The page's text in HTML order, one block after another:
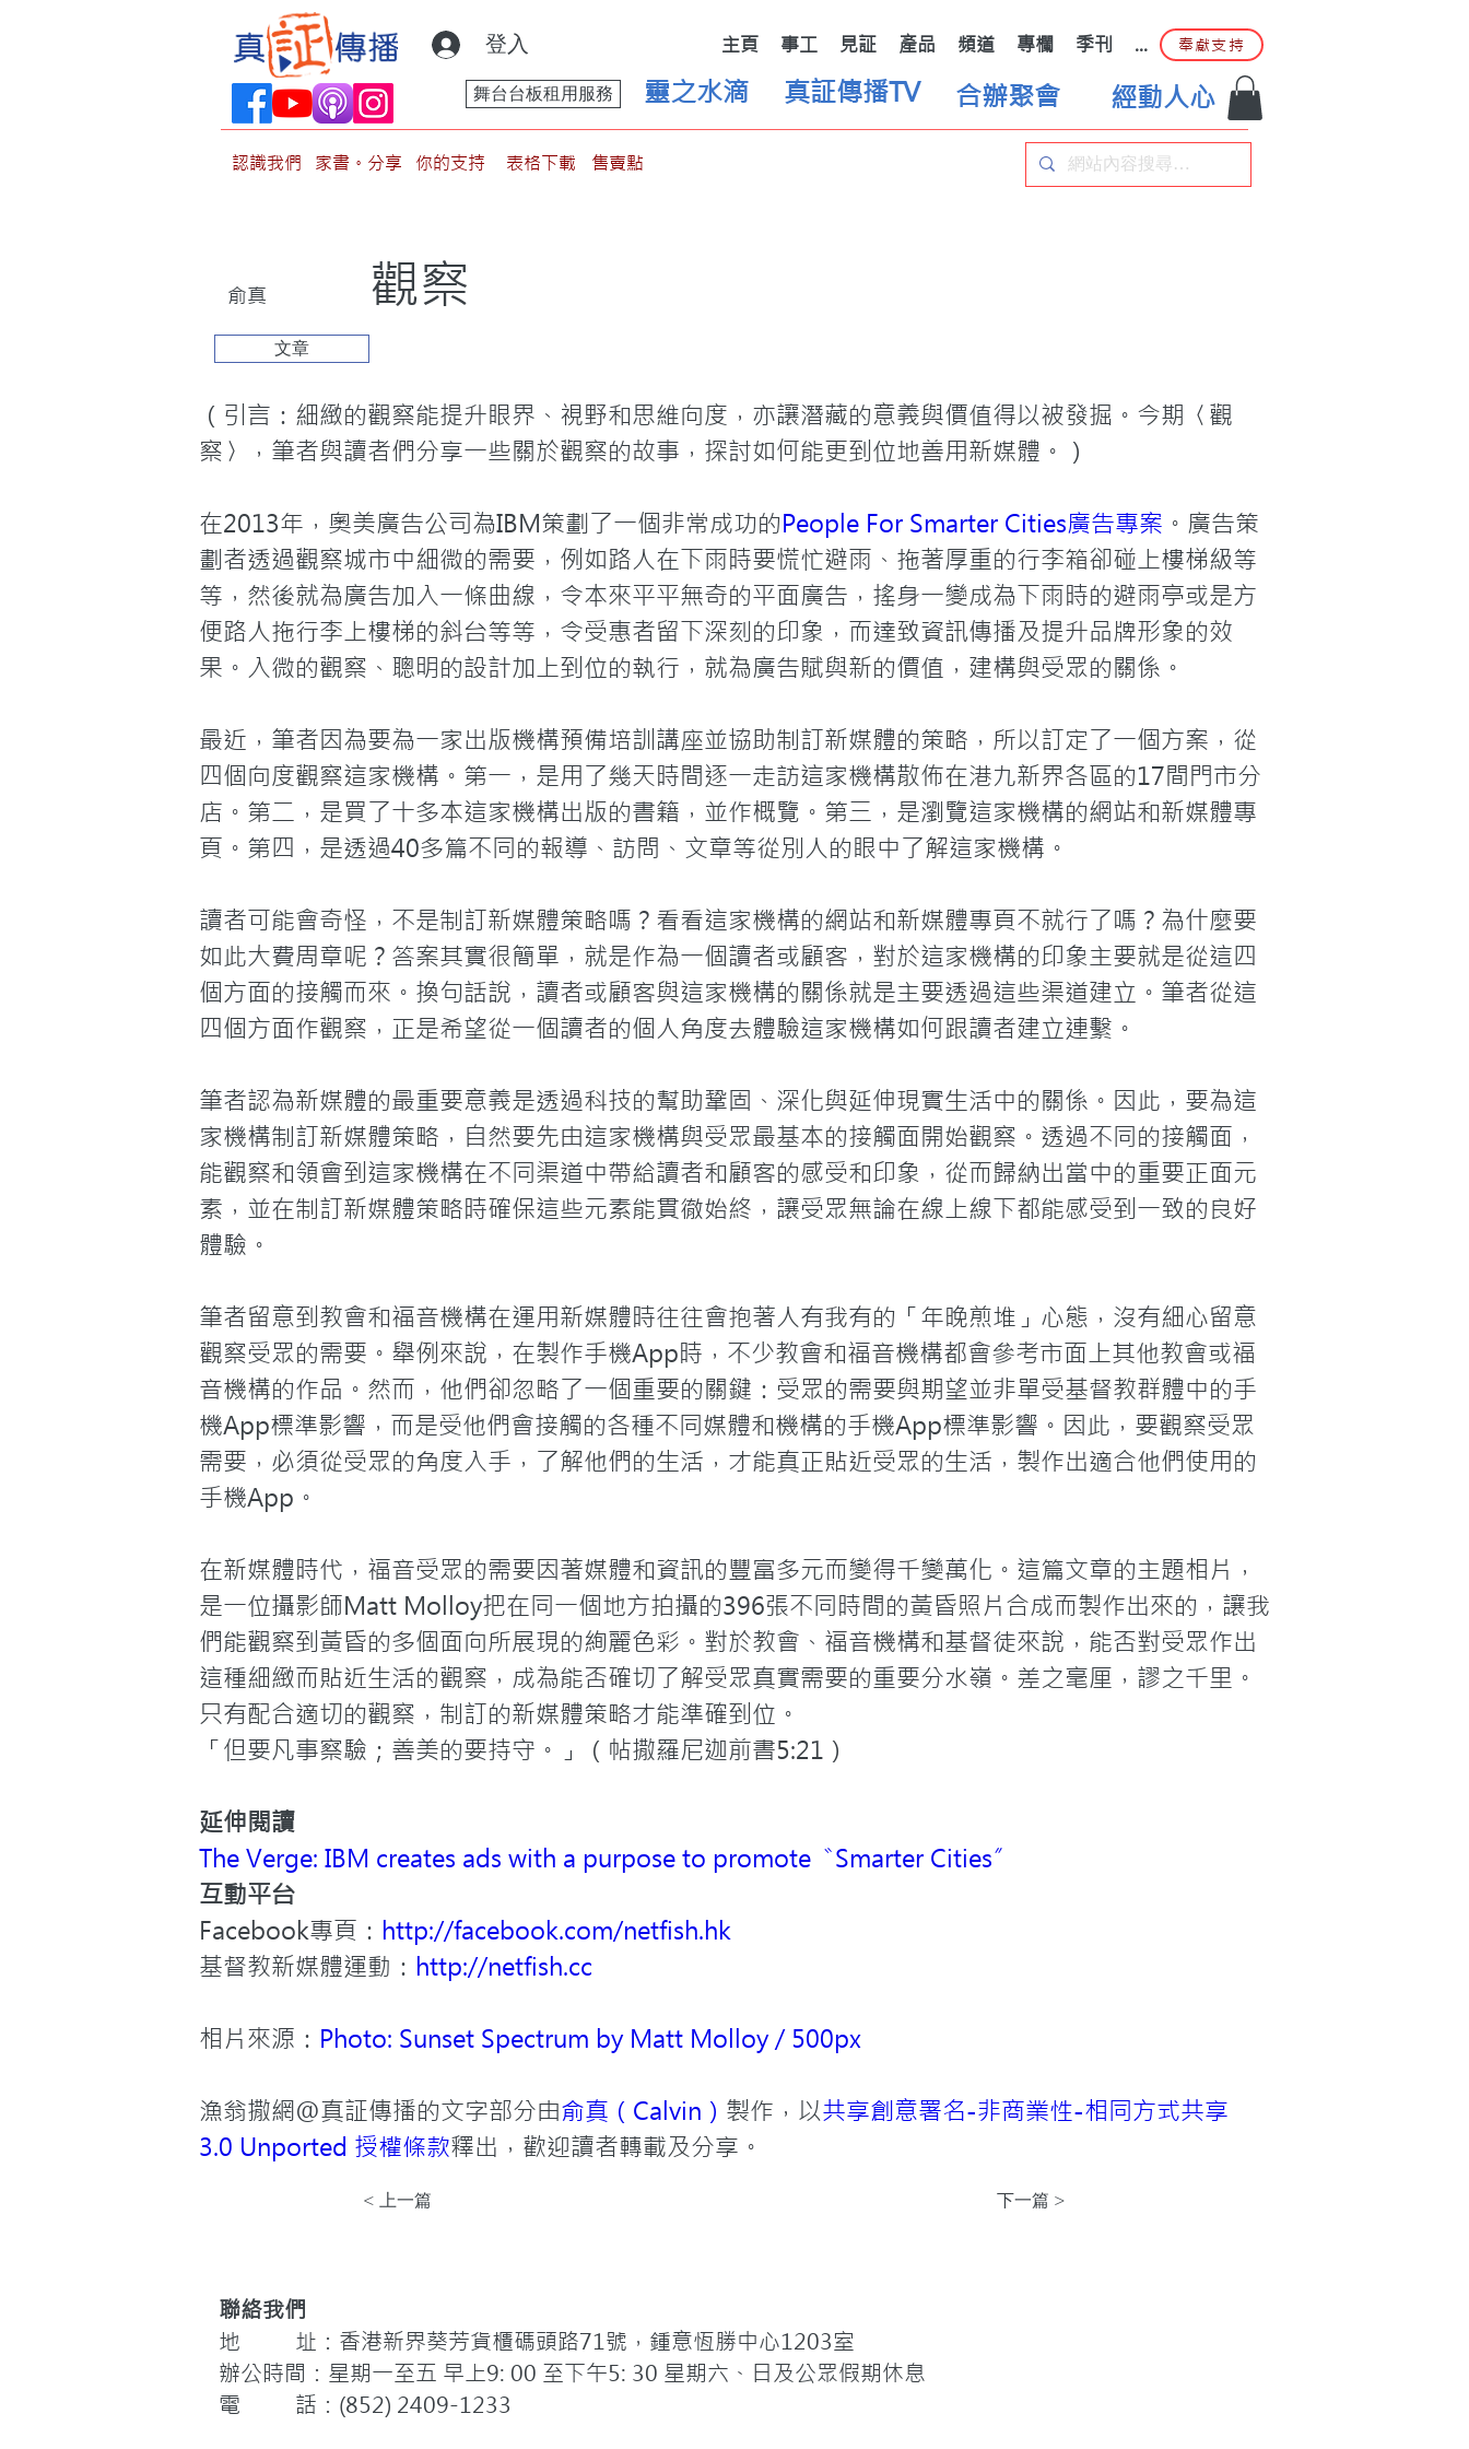
登入 主頁 事工 見証 產品 頻道 專欄 季刊 ... 奉獻支持
靈之水滴
舞台台板租用服務 真証傳播TV 合辦聚會 經動人心
認識我們 家書。分享 你的支持 表格下載 售賣點
俞真 觀察
文章
（引言：細緻的觀察能提升眼界、視野和思維向度，亦讓潛藏的意義與價值得以被發掘。今期〈觀
察〉，筆者與讀者們分享一些關於觀察的故事，探討如何能更到位地善用新媒體。）
在2013年，奧美廣告公司為IBM策劃了一個非常成功的People For Smarter Cities廣告專案 。廣告策
劃者透過觀察城市中細微的需要，例如路人在下雨時要慌忙避雨、拖著厚重的行李箱卻碰上樓梯級等
等，然後就為廣告加入一條曲線，令本來平平無奇的平面廣告，搖身一變成為下雨時的避雨亭或是方
便路人拖行李上樓梯的斜台等等，令受惠者留下深刻的印象，而達致資訊傳播及提升品牌形象的效
果。入微的觀察、聰明的設計加上到位的執行，就為廣告賦與新的價值，建構與受眾的關係。
最近，筆者因為要為一家出版機構預備培訓講座並協助制訂新媒體的策略，所以訂定了一個方案，從
四個向度觀察這家機構。第一，是用了幾天時間逐一走訪這家機構散佈在港九新界各區的17間門市分
店。第二，是買了十多本這家機構出版的書籍，並作概覽。第三，是瀏覽這家機構的網站和新媒體專
頁。第四，是透過40多篇不同的報導、訪問、文章等從別人的眼中了解這家機構。
讀者可能會奇怪，不是制訂新媒體策略嗎？看看這家機構的網站和新媒體專頁不就行了嗎？為什麼要
如此大費周章呢？答案其實很簡單，就是作為一個讀者或顧客，對於這家機構的印象主要就是從這四
個方面的接觸而來。換句話說，讀者或顧客與這家機構的關係就是主要透過這些渠道建立。筆者從這
四個方面作觀察，正是希望從一個讀者的個人角度去體驗這家機構如何跟讀者建立連繫。
筆者認為新媒體的最重要意義是透過科技的幫助鞏固、深化與延伸現實生活中的關係。因此，要為這
家機構制訂新媒體策略，自然要先由這家機構與受眾最基本的接觸面開始觀察。透過不同的接觸面，
能觀察和領會到這家機構在不同渠道中帶給讀者和顧客的感受和印象，從而歸納出當中的重要正面元
素，並在制訂新媒體策略時確保這些元素能貫徹始終，讓受眾無論在線上線下都能感受到一致的良好
體驗。
筆者留意到教會和福音機構在運用新媒體時往往會抱著人有我有的「年晚煎堆」心態，沒有細心留意
觀察受眾的需要。舉例來說，在製作手機App時，不少教會和福音機構都會參考市面上其他教會或福
音機構的作品。然而，他們卻忽略了一個重要的關鍵：受眾的需要與期望並非單受基督教群體中的手
機App標準影響，而是受他們會接觸的各種不同媒體和機構的手機App標準影響。因此，要觀察受眾
需要，必須從受眾的角度入手，了解他們的生活，才能真正貼近受眾的生活，製作出適合他們使用的
手機App。
在新媒體時代，福音受眾的需要因著媒體和資訊的豐富多元而變得千變萬化。這篇文章的主題相片，
是一位攝影師Matt Molloy把在同一個地方拍攝的396張不同時間的黃昏照片合成而製作出來的，讓我
們能觀察到黃昏的多個面向所展現的絢麗色彩。對於教會、福音機構和基督徒來說，能否對受眾作出
這種細緻而貼近生活的觀察，成為能否確切了解受眾真實需要的重要分水嶺。差之毫厘，謬之千里。
只有配合適切的觀察，制訂的新媒體策略才能準確到位。
「但要凡事察驗；善美的要持守。」（帖撒羅尼迦前書5:21）
延伸閱讀
The Verge: IBM creates ads with a purpose to promote〝Smarter Cities〞
互動平台
Facebook專頁： http://facebook.com/netfish.hk
基督教新媒體運動： http://netfish.cc
相片來源： Photo: Sunset Spectrum by Matt Molloy / 500px
漁翁撒網@真証傳播的文字部分由俞真（Calvin） 製作，以共享創意署名-非商業性-相同方式共享
3.0 Unported 授權條款釋出，歡迎讀者轉載及分享。
< 上一篇 下一篇 >
聯絡我們
地 址：香港新界葵芳貨櫃碼頭路71號，鍾意恆勝中心1203室
辦公時間：星期一至五 早上9: 00 至下午5: 30 星期六、日及公眾假期休息
電 話：(852) 2409-1233